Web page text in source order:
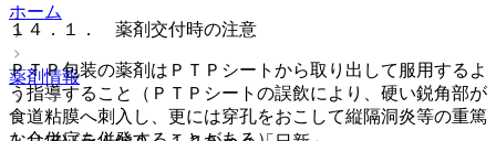
ホーム
薬剤情報
１４．１． 薬剤交付時の注意
ＰＴＰ包装の薬剤はＰＴＰシートから取り出して服用するよ
う指導すること（ＰＴＰシートの誤飲により、硬い鋭角部が
食道粘膜へ刺入し、更には穿孔をおこして縦隔洞炎等の重篤